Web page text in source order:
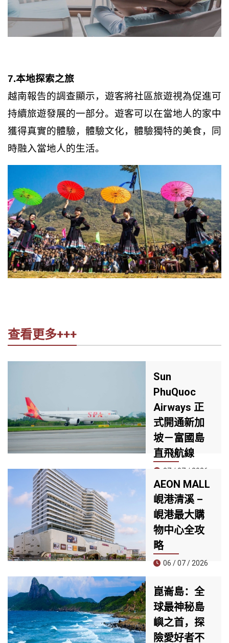
7.本地探索之旅
越南報告的調查顯示，遊客將社區旅遊視為促進可
持續旅遊發展的一部分。遊客可以在當地人的家中
獲得真實的體驗，體驗文化，體驗獨特的美食，同
時融入當地人的生活。
查看更多+++
Sun
PhuQuoc
Airways 正
式開通新加
坡－富國島
直飛航線
27 / 07 / 2026
PhuQuoc
Airways（SPA）
正式開通新加坡－
富國島直飛航線，
這是航空公司開航
以來的第四條國際
（Full-service）直
飛新加坡與富國島
兩大亞洲熱門旅遊
目的地的航空公
司。
AEON MALL
峴港清溪 –
峴港最大購
物中心全攻
略
06 / 07 / 2026
段的 AEON MALL
峴港清溪，正迅速
成為當地居民與觀
光客必訪的新地
標。擁有近30,000
崑崙島：全
球最神秘島
嶼之首，探
險愛好者不